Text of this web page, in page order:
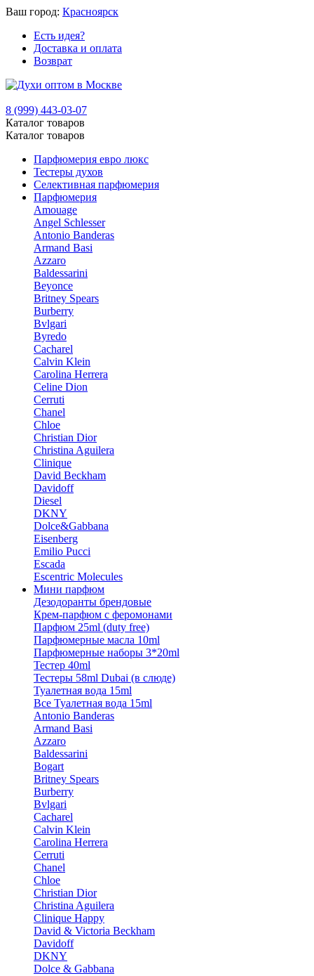
Ваш город: Красноярск
Есть идея?
Доставка и оплата
Возврат
8 (999) 443-03-07
Каталог товаров
Каталог товаров
Парфюмерия евро люкс
Тестеры духов
Селективная парфюмерия
Парфюмерия
Amouage
Angel Schlesser
Antonio Banderas
Armand Basi
Azzaro
Baldessarini
Beyonce
Britney Spears
Burberry
Bvlgari
Byredo
Cacharel
Calvin Klein
Carolina Herrera
Celine Dion
Cerruti
Chanel
Chloe
Christian Dior
Christina Aguilera
Clinique
David Beckham
Davidoff
Diesel
DKNY
Dolce&Gabbana
Eisenberg
Emilio Pucci
Escada
Escentric Molecules
Мини парфюм
Дезодоранты брендовые
Крем-парфюм с феромонами
Парфюм 25ml (duty free)
Парфюмерные масла 10ml
Парфюмерные наборы 3*20ml
Тестер 40ml
Тестеры 58ml Dubai (в слюде)
Туалетная вода 15ml
Все Туалетная вода 15ml
Antonio Banderas
Armand Basi
Azzaro
Baldessarini
Bogart
Britney Spears
Burberry
Bvlgari
Cacharel
Calvin Klein
Carolina Herrera
Cerruti
Chanel
Chloe
Christian Dior
Christina Aguilera
Clinique Happy
David & Victoria Beckham
Davidoff
DKNY
Dolce & Gabbana